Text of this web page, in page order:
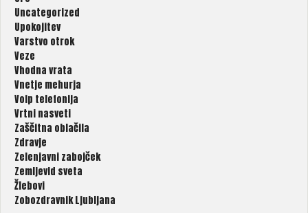
Uncategorized
Upokojitev
Varstvo otrok
Veze
Vhodna vrata
Vnetje mehurja
Voip telefonija
Vrtni nasveti
Zaščitna oblačila
Zdravje
Zelenjavni zabojček
Zemljevid sveta
Žlebovi
Zobozdravnik Ljubljana